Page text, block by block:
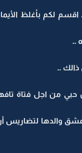
اقسم لكم بأغلظ
..
ذالك ..
من اجل فتاة
والدها لتضاريس